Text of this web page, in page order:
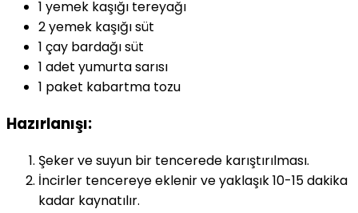
1 yemek kaşığı tereyağı
2 yemek kaşığı süt
1 çay bardağı süt
1 adet yumurta sarısı
1 paket kabartma tozu
Hazırlanışı:
Şeker ve suyun bir tencerede karıştırılması.
İncirler tencereye eklenir ve yaklaşık 10-15 dakika
kadar kaynatılır.